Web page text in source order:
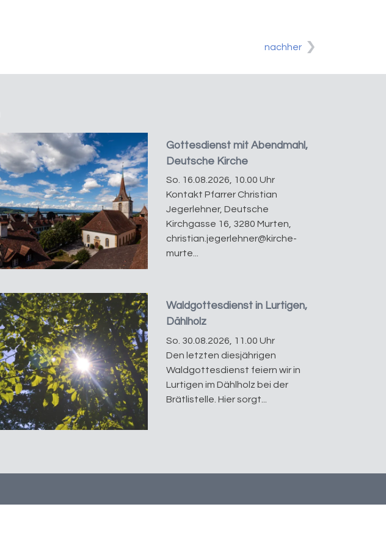
nachher
Gottesdienst mit Abendmahl,
Deutsche Kirche
So. 16.08.2026, 10.00 Uhr
Kontakt Pfarrer Christian
Jegerlehner, Deutsche
Kirchgasse 16, 3280 Murten,
christian.jegerlehner@kirche-
murte...
Waldgottesdienst in Lurtigen,
Dählholz
So. 30.08.2026, 11.00 Uhr
Den letzten diesjährigen
Waldgottesdienst feiern wir in
Lurtigen im Dählholz bei der
Brätlistelle. Hier sorgt...